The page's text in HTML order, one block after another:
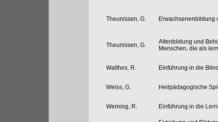
Theunissen, G. Erwachsenenbildung
Theunissen, G.
Altenbildung und
Menschen, die als
Walthes, R. Einführung in die
Weiss, G. Heilpädagogische
Werning, R. Einführung in die